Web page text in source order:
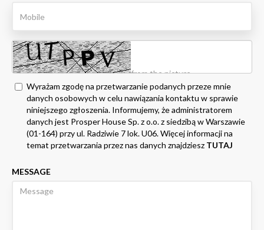
Wyrażam zgodę na przetwarzanie podanych przeze mnie
danych osobowych w celu nawiązania kontaktu w sprawie
niniejszego zgłoszenia. Informujemy, że administratorem
danych jest Prosper House Sp. z o.o. z siedzibą w Warszawie
(01-164) przy ul. Radziwie 7 lok. U06. Więcej informacji na
temat przetwarzania przez nas danych znajdziesz TUTAJ
MESSAGE